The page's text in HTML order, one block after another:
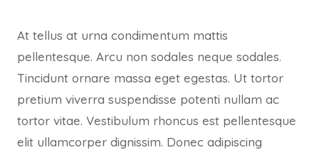
At tellus at urna condimentum mattis
pellentesque. Arcu non sodales neque sodales.
Tincidunt ornare massa eget egestas. Ut tortor
pretium viverra suspendisse potenti nullam ac
tortor vitae. Vestibulum rhoncus est pellentesque
elit ullamcorper dignissim. Donec adipiscing